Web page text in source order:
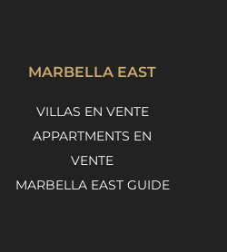
MARBELLA EAST
VILLAS EN VENTE
APPARTMENTS EN
VENTE
MARBELLA EAST GUIDE